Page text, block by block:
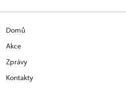
Domů
Akce
Zprávy
Kontakty